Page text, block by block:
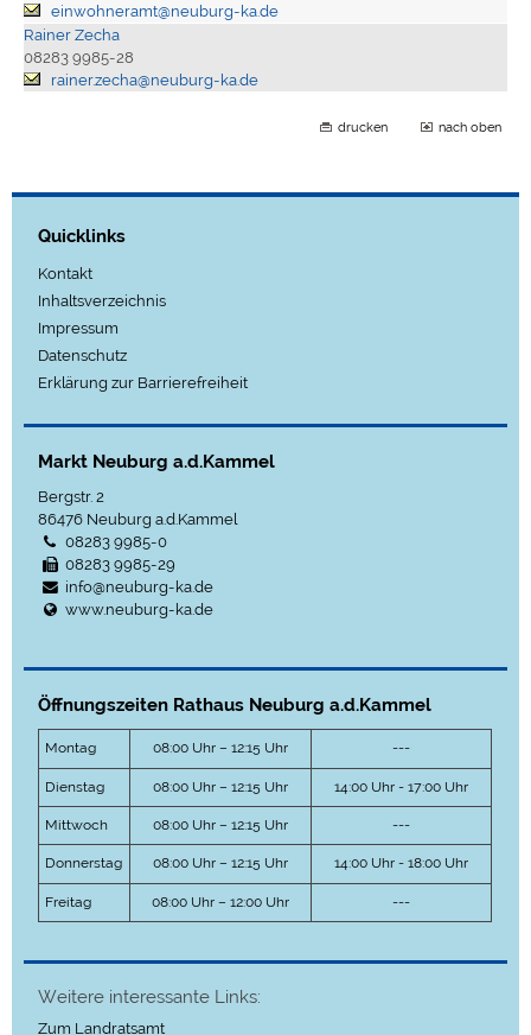
einwohneramt@neuburg-ka.de
Rainer Zecha
08283 9985-28
rainer.zecha@neuburg-ka.de
drucken nach oben
Quicklinks
Kontakt
Inhaltsverzeichnis
Impressum
Datenschutz
Erklärung zur Barrierefreiheit
Markt Neuburg a.d.Kammel
Bergstr. 2
86476 Neuburg a.d.Kammel
08283 9985-0
08283 9985-29
info@neuburg-ka.de
www.neuburg-ka.de
Öffnungszeiten Rathaus Neuburg a.d.Kammel
Montag 08:00 Uhr – 12:15 Uhr ---
Dienstag 08:00 Uhr – 12:15 Uhr 14:00 Uhr - 17:00 Uhr
Mittwoch 08:00 Uhr – 12:15 Uhr ---
Donnerstag 08:00 Uhr – 12:15 Uhr 14:00 Uhr - 18:00 Uhr
Freitag 08:00 Uhr – 12:00 Uhr ---
Weitere interessante Links:
Zum Landratsamt